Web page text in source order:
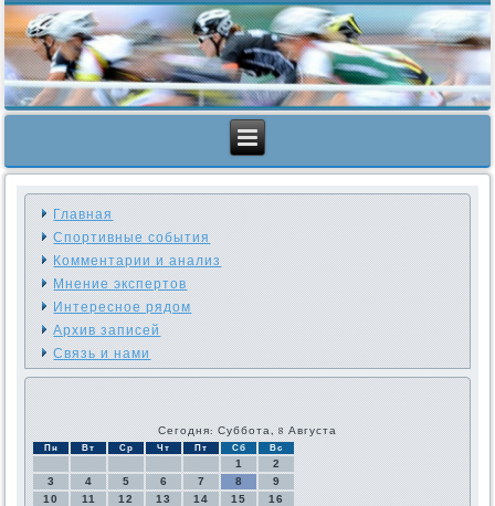
Главная
Спортивные события
Комментарии и анализ
Мнение экспертов
Интересное рядом
Архив записей
Связь и нами
Сегодня: Суббота, 8 Августа
Пн Вт Ср Чт Пт Сб Вс
1
2
3
4 5 6 7 8
9
10
11 12 13 14 15
16